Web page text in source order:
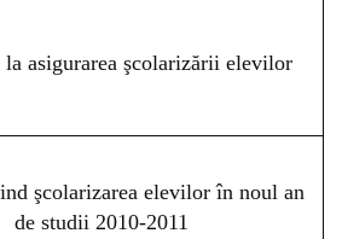
asigurarea şcolarizării elevilor
şcolarizarea elevilor în noul an
de studii 2010-2011